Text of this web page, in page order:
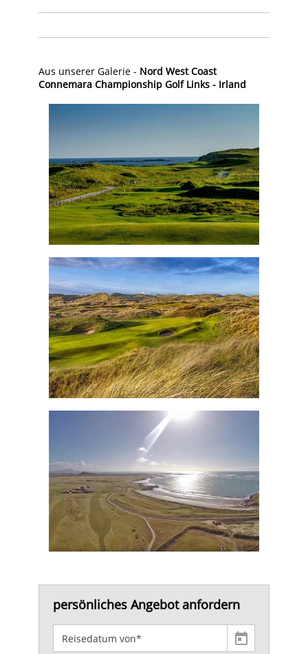
Aus unserer Galerie - Nord West Coast
Connemara Championship Golf Links - Irland
persönliches Angebot anfordern